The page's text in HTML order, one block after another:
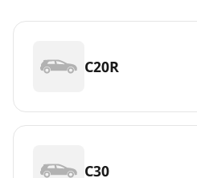
C20R
C30